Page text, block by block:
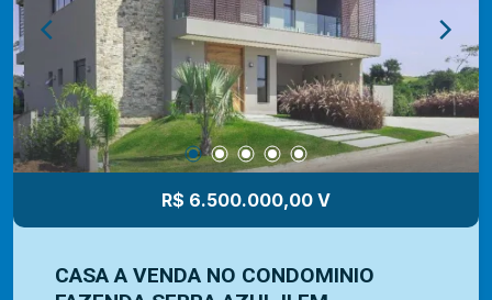
R$ 6.500.000,00 V
CASA A VENDA NO CONDOMINIO